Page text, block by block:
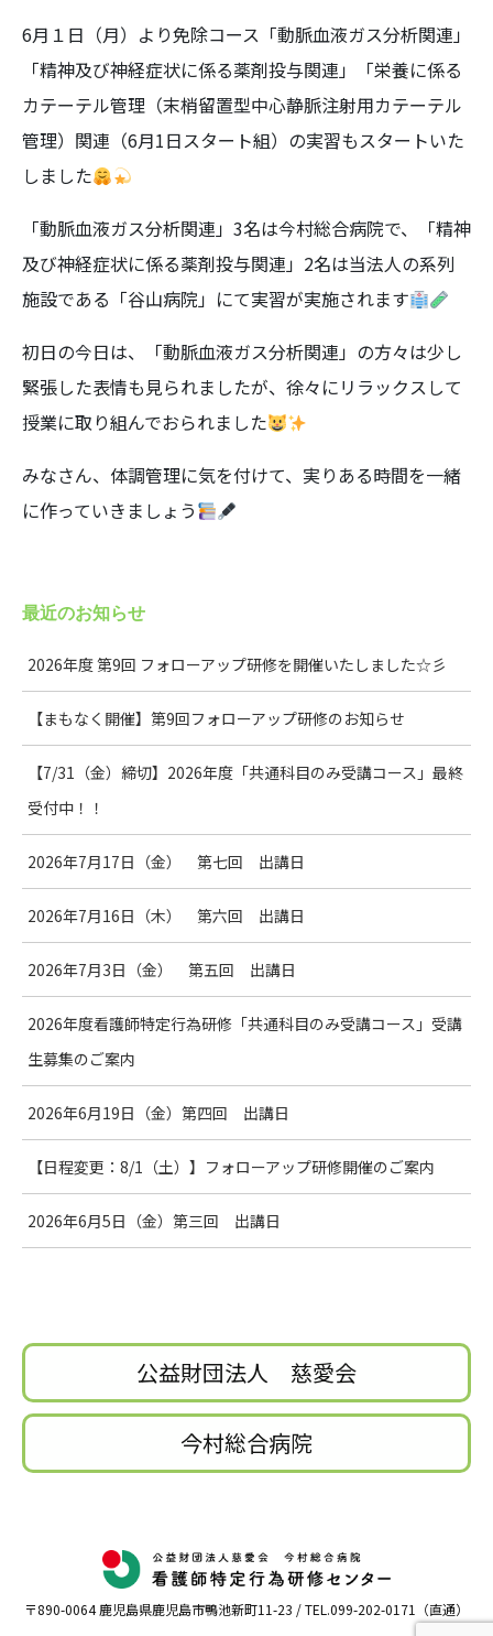
6月１日（月）より免除コース「動脈血液ガス分析関連」
「精神及び神経症状に係る薬剤投与関連」「栄養に係る
カテーテル管理（末梢留置型中心静脈注射用カテーテル
管理）関連（6月1日スタート組）の実習もスタートいた
しました
「動脈血液ガス分析関連」3名は今村総合病院で、「精神
及び神経症状に係る薬剤投与関連」2名は当法人の系列
施設である「谷山病院」にて実習が実施されます
初日の今日は、「動脈血液ガス分析関連」の方々は少し
緊張した表情も見られましたが、徐々にリラックスして
授業に取り組んでおられました
みなさん、体調管理に気を付けて、実りある時間を一緒
に作っていきましょう
最近のお知らせ
2026年度 第9回 フォローアップ研修を開催いたしました☆彡
【まもなく開催】第9回フォローアップ研修のお知らせ
【7/31（金）締切】2026年度「共通科目のみ受講コース」最終
受付中！！
2026年7月17日（金） 第七回 出講日
2026年7月16日（木） 第六回 出講日
2026年7月3日（金） 第五回 出講日
2026年度看護師特定行為研修「共通科目のみ受講コース」受講
生募集のご案内
2026年6月19日（金）第四回 出講日
【日程変更：8/1（土）】フォローアップ研修開催のご案内
2026年6月5日（金）第三回 出講日
公益財団法人 慈愛会
今村総合病院
〒890-0064 鹿児島県鹿児島市鴨池新町11-23 / TEL.099-202-0171（直通）